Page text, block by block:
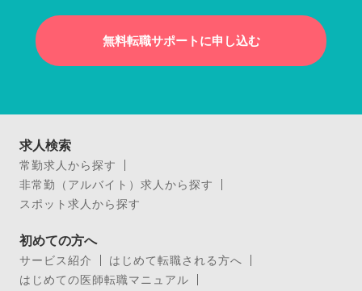
無料転職サポートに申し込む
求人検索
常勤求人から探す
非常勤（アルバイト）求人から探す
スポット求人から探す
初めての方へ
サービス紹介
はじめて転職される方へ
はじめての医師転職マニュアル